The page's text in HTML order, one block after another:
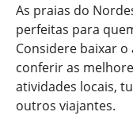
As praias do
perfeitas para
Considere baixar
conferir as
atividades locais,
outros viajantes.